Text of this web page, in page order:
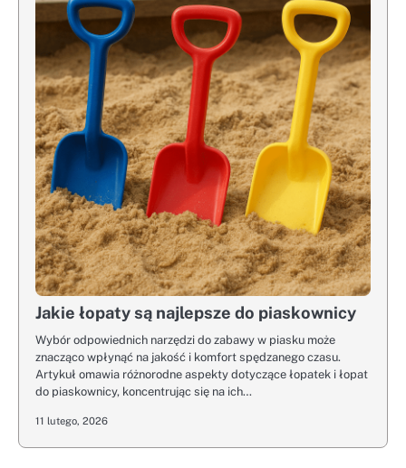
Jakie łopaty są najlepsze do piaskownicy
Wybór odpowiednich narzędzi do zabawy w piasku może
znacząco wpłynąć na jakość i komfort spędzanego czasu.
Artykuł omawia różnorodne aspekty dotyczące łopatek i łopat
do piaskownicy, koncentrując się na ich…
11 lutego, 2026